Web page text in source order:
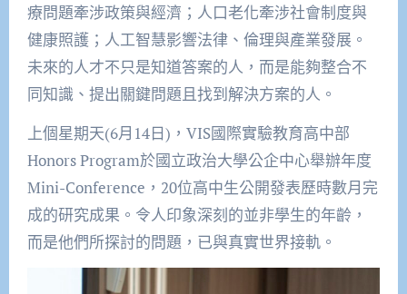
療問題牽涉政策與經濟；人口老化牽涉社會制度與
健康照護；人工智慧影響法律、倫理與產業發展。
未來的人才不只是知道答案的人，而是能夠整合不
同知識、提出關鍵問題且找到解決方案的人。
上個星期天(6月14日)，VIS國際實驗教育高中部
Honors Program於國立政治大學公企中心舉辦年度
Mini-Conference，20位高中生公開發表歷時數月完
成的研究成果。令人印象深刻的並非學生的年齡，
而是他們所探討的問題，已與真實世界接軌。